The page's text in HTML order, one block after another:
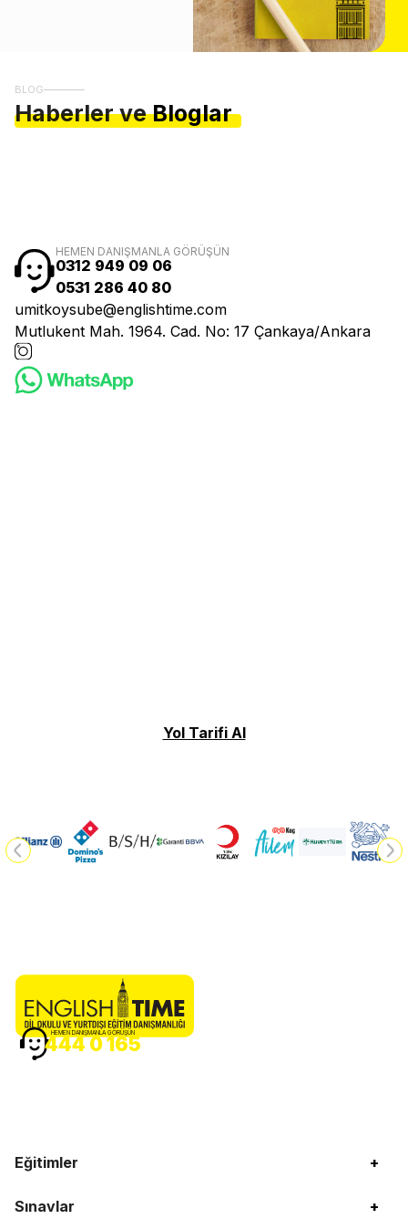
BLOG
Haberler ve Bloglar
HEMEN DANIŞMANLA GÖRÜŞÜN
0312 949 09 06
0531 286 40 80
umitkoysube@englishtime.com
Mutlukent Mah. 1964. Cad. No: 17 Çankaya/Ankara
Yol Tarifi Al
Eğitimler +
Sınavlar +
HEMEN DANIŞMANLA GÖRÜŞÜN
444 0 165